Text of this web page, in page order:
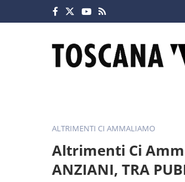
ALTRIMENTI CI AMMALIAMO
Altrimenti Ci
ANZIANI, TRA